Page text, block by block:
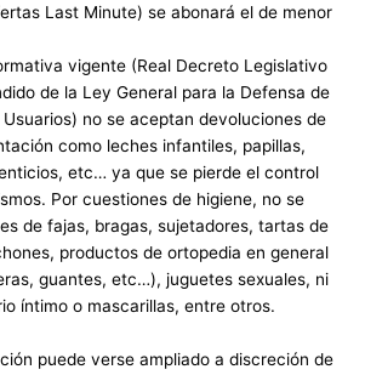
Last Minute) se abonará el de menor
vigente (Real Decreto Legislativo
de la Ley General para la Defensa de
no se aceptan devoluciones de
como leches infantiles, papillas,
etc… ya que se pierde el control
Por cuestiones de higiene, no se
de fajas, bragas, sujetadores, tartas de
productos de ortopedia en general
guantes, etc…), juguetes sexuales, ni
íntimo o mascarillas, entre otros.
puede verse ampliado a discreción de